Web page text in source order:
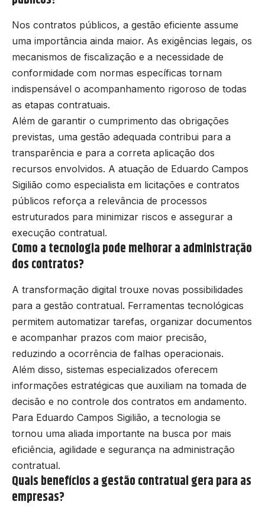
Nos contratos públicos, a gestão eficiente assume
uma importância ainda maior. As exigências legais, os
mecanismos de fiscalização e a necessidade de
conformidade com normas específicas tornam
indispensável o acompanhamento rigoroso de todas
as etapas contratuais.
Além de garantir o cumprimento das obrigações
previstas, uma gestão adequada contribui para a
transparência e para a correta aplicação dos
recursos envolvidos. A atuação de Eduardo Campos
Sigilião como especialista em licitações e contratos
públicos reforça a relevância de processos
estruturados para minimizar riscos e assegurar a
execução contratual.
Como a tecnologia pode melhorar a administração
dos contratos?
A transformação digital trouxe novas possibilidades
para a gestão contratual. Ferramentas tecnológicas
permitem automatizar tarefas, organizar documentos
e acompanhar prazos com maior precisão,
reduzindo a ocorrência de falhas operacionais.
Além disso, sistemas especializados oferecem
informações estratégicas que auxiliam na tomada de
decisão e no controle dos contratos em andamento.
Para Eduardo Campos Sigilião, a tecnologia se
tornou uma aliada importante na busca por mais
eficiência, agilidade e segurança na administração
contratual.
Quais benefícios a gestão contratual gera para as
empresas?